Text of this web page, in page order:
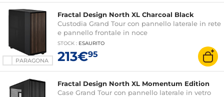
PARAGONA
Fractal Design North XL Charcoal Black
Custodia Grand Tour con pannello laterale in rete
e pannello frontale in noce
STOCK : ESAURITO
213€95
Fractal Design North XL Momentum Edition
Case Grand Tour con pannello laterale in vetro